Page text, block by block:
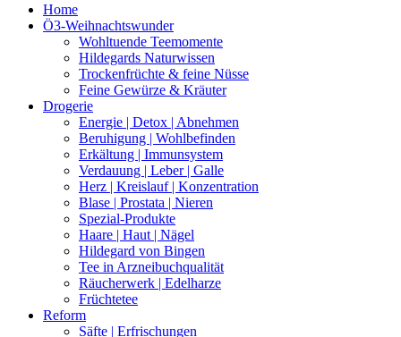
Home
Ö3-Weihnachtswunder
Wohltuende Teemomente
Hildegards Naturwissen
Trockenfrüchte & feine Nüsse
Feine Gewürze & Kräuter
Drogerie
Energie | Detox | Abnehmen
Beruhigung | Wohlbefinden
Erkältung | Immunsystem
Verdauung | Leber | Galle
Herz | Kreislauf | Konzentration
Blase | Prostata | Nieren
Spezial-Produkte
Haare | Haut | Nägel
Hildegard von Bingen
Tee in Arzneibuchqualität
Räucherwerk | Edelharze
Früchtetee
Reform
Säfte | Erfrischungen